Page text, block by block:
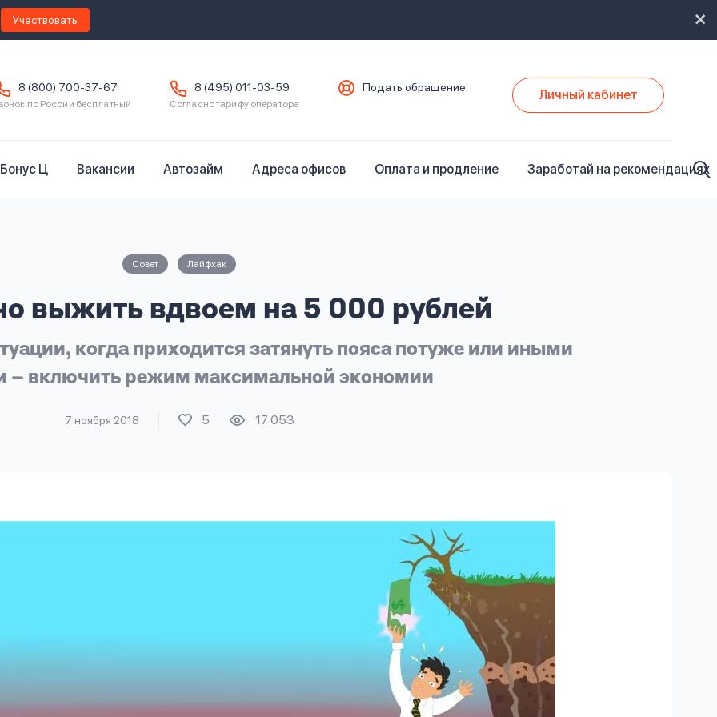
Участвовать
8 (800) 700-37-67
по России бесплатный
8 (495) 011-03-59
Согласно тарифу оператора
Подать обращение Личный кабинет
Бонус Ц Вакансии Автозайм Адреса офисов Оплата и продление Заработай на рекомендациях
Совет Лайфхак
выжить вдвоем на 5 000 рублей
когда приходится затянуть пояса потуже или иными
– включить режим максимальной экономии
7 ноября 2018 5 17 053